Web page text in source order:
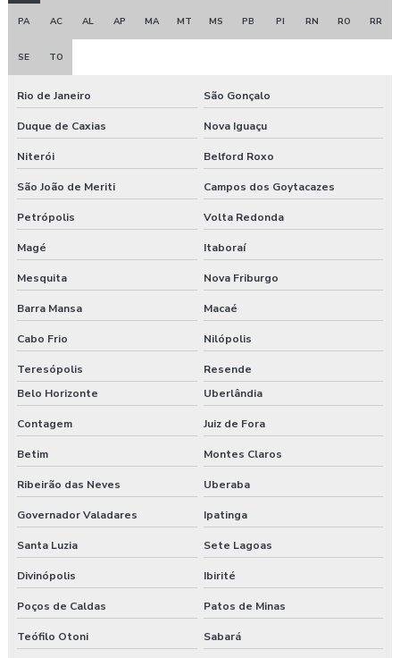
PA AC AL AP MA MT MS PB PI RN RO RR
SE TO
Rio de Janeiro São Gonçalo
Duque de Caxias Nova Iguaçu
Niterói Belford Roxo
São João de Meriti Campos dos Goytacazes
Petrópolis Volta Redonda
Magé Itaboraí
Mesquita Nova Friburgo
Barra Mansa Macaé
Cabo Frio Nilópolis
Teresópolis
Resende
Belo Horizonte
Uberlândia
Contagem Juiz de Fora
Betim Montes Claros
Ribeirão das Neves Uberaba
Governador Valadares Ipatinga
Santa Luzia Sete Lagoas
Divinópolis Ibirité
Poços de Caldas Patos de Minas
Teófilo Otoni Sabará